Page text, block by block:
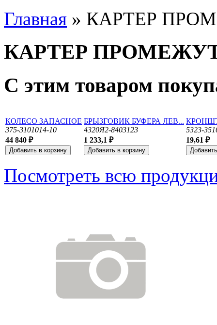
Вы здесь
Главная » КАРТЕР
КАРТЕР
С этим товаром
КОЛЕСО ЗАПАСНОЕ
375-3101014-10
44 840 ₽
БРЫЗГОВИК БУФЕРА ЛЕВ...
4320Я2-8403123
1 233,1 ₽
5323-
19,61 ₽
Посмотреть всю